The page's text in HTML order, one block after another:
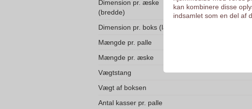
Dimension pr. æske
(bredde)
Dimension pr. boks (længde)
Mængde pr. palle
Mængde pr. æske
Vægtstang
Vægt af boksen
Antal kasser pr. palle
kan kombinere disse
indsamlet som en del af